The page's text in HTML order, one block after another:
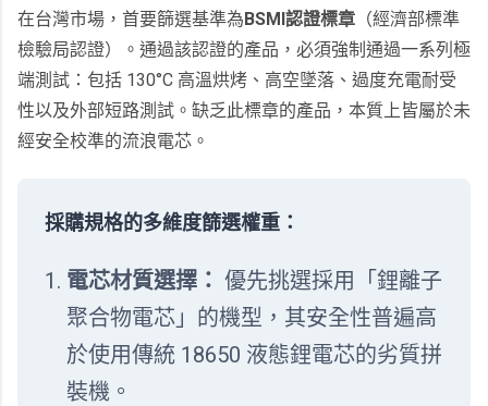
在台灣市場，首要篩選基準為BSMI認證標章 （經濟部標準
檢驗局認證）。通過該認證的產品，必須強制通過一系列極
端測試：包括 130°C 高溫烘烤、高空墜落、過度充電耐受
性以及外部短路測試。缺乏此標章的產品，本質上皆屬於未
經安全校準的流浪電芯。
採購規格的多維度篩選權重：
電芯材質選擇： 優先挑選採用「鋰離子
聚合物電芯」的機型，其安全性普遍高
於使用傳統 18650 液態鋰電芯的劣質拼
裝機。